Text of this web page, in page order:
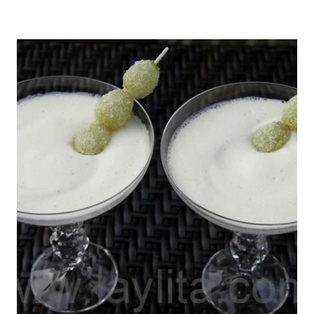
SIN
CARNE
SUDAMERICA
TRADICIONES
BOLIVIA
|
CARIBE
|
COLOMBIA
DÍA
DE
LOS
ENAMORADOS
ECUADOR
|
EUROPA
FÁCILES
LATINO/HISPANO